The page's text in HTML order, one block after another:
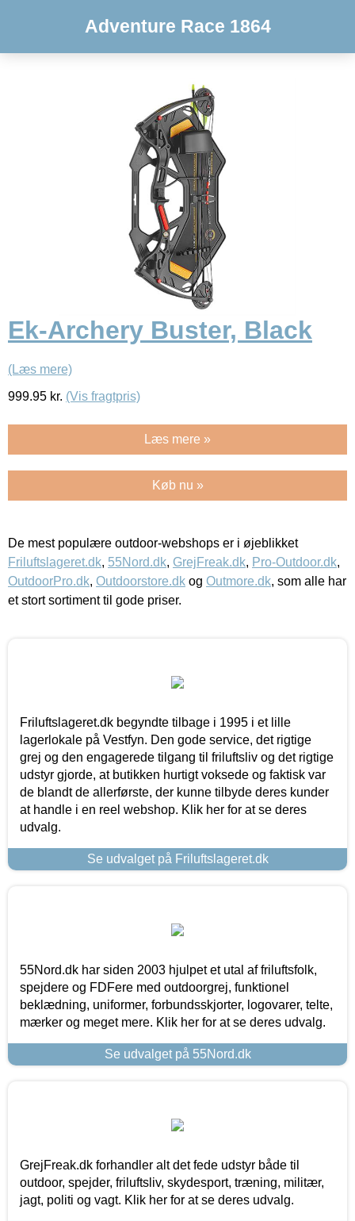
Adventure Race 1864
Ek-Archery Buster, Black
(Læs mere)
999.95 kr. (Vis fragtpris)
Læs mere »
Køb nu »
De mest populære outdoor-webshops er i øjeblikket
Friluftslageret.dk, 55Nord.dk, GrejFreak.dk, Pro-Outdoor.dk,
OutdoorPro.dk, Outdoorstore.dk og Outmore.dk, som alle har
et stort sortiment til gode priser.
Friluftslageret.dk begyndte tilbage i 1995 i et lille
lagerlokale på Vestfyn. Den gode service, det rigtige
grej og den engagerede tilgang til friluftsliv og det rigtige
udstyr gjorde, at butikken hurtigt voksede og faktisk var
de blandt de allerførste, der kunne tilbyde deres kunder
at handle i en reel webshop. Klik her for at se deres
udvalg.
Se udvalget på Friluftslageret.dk
55Nord.dk har siden 2003 hjulpet et utal af friluftsfolk,
spejdere og FDFere med outdoorgrej, funktionel
beklædning, uniformer, forbundsskjorter, logovarer, telte,
mærker og meget mere. Klik her for at se deres udvalg.
Se udvalget på 55Nord.dk
GrejFreak.dk forhandler alt det fede udstyr både til
outdoor, spejder, friluftsliv, skydesport, træning, militær,
jagt, politi og vagt. Klik her for at se deres udvalg.